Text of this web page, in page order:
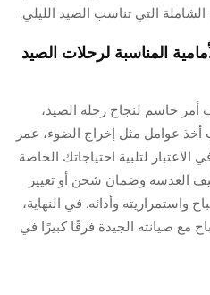
الشاملة التي تناسب الصيد الليلي.
المناسبة لرحلات الصيد
أمر حاسم لنجاح رحلة الصيد،
عوامل مثل إخراج الضوء، عمر
الاعتبار لتلبية احتياجاتك الخاصة
العدسة وضمان شحن أو تغيير
وأدائه. في النهاية،
مع صيانته الجيدة فرقًا كبيرًا في